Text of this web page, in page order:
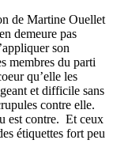
de Martine Ouellet
demeure pas
son
membres du parti
qu’elle les
et difficile sans
contre elle.
est contre. Et ceux
étiquettes fort peu